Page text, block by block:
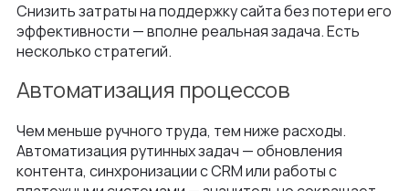
Снизить затраты на поддержку сайта без потери его
эффективности — вполне реальная задача. Есть
несколько стратегий.
Автоматизация процессов
Чем меньше ручного труда, тем ниже расходы.
Автоматизация рутинных задач — обновления
контента, синхронизации с CRM или работы с